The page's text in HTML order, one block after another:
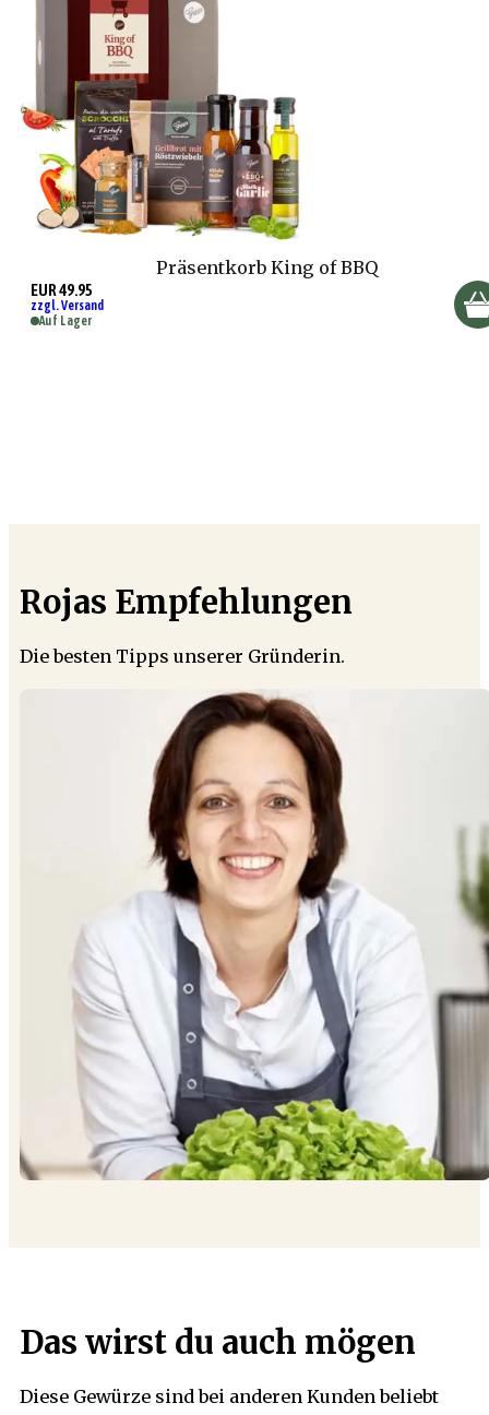
Präsentkorb King of BBQ
EUR 49.95
zzgl. Versand
Auf Lager
Rojas Empfehlungen
Die besten Tipps unserer Gründerin.
Das wirst du auch mögen
Diese Gewürze sind bei anderen Kunden beliebt